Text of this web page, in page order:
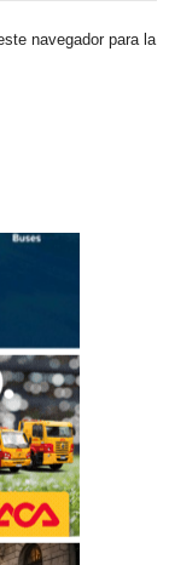
navegador para la